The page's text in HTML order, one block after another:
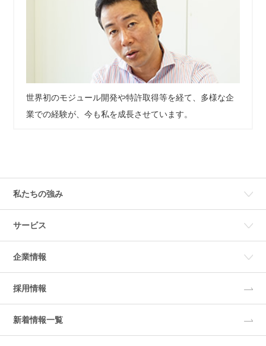
世界初のモジュール開発や特許取得等を経て、多様な企
業での経験が、今も私を成長させています。
私たちの強み
サービス
企業情報
採用情報
新着情報一覧